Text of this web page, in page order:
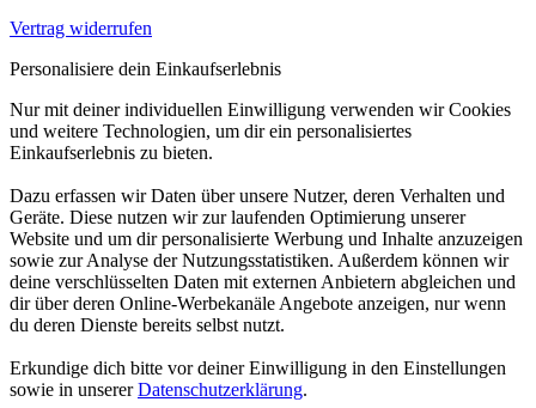
Vertrag widerrufen
Personalisiere dein Einkaufserlebnis
Nur mit deiner individuellen Einwilligung verwenden wir Cookies
und weitere Technologien, um dir ein personalisiertes
Einkaufserlebnis zu bieten.
Dazu erfassen wir Daten über unsere Nutzer, deren Verhalten und
Geräte. Diese nutzen wir zur laufenden Optimierung unserer
Website und um dir personalisierte Werbung und Inhalte anzuzeigen
sowie zur Analyse der Nutzungsstatistiken. Außerdem können wir
deine verschlüsselten Daten mit externen Anbietern abgleichen und
dir über deren Online-Werbekanäle Angebote anzeigen, nur wenn
du deren Dienste bereits selbst nutzt.
Erkundige dich bitte vor deiner Einwilligung in den Einstellungen
sowie in unsererDatenschutzerklärung.